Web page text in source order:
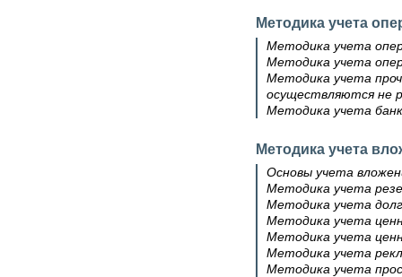
Методика учета
Методика учета
Методика учета
Методика учета
осуществляются не
Методика учета
Методика учета
Основы учета
Методика учета
Методика учета
Методика учета
Методика учета
Методика учета
Методика учета